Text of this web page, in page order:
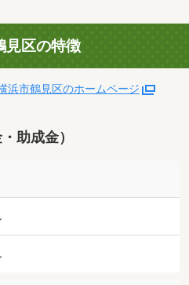
見区の特徴
浜市鶴見区のホームページ
助成金）